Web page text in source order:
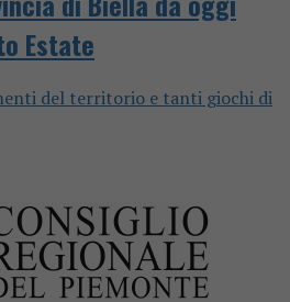
Estate
del territorio e tanti giochi di